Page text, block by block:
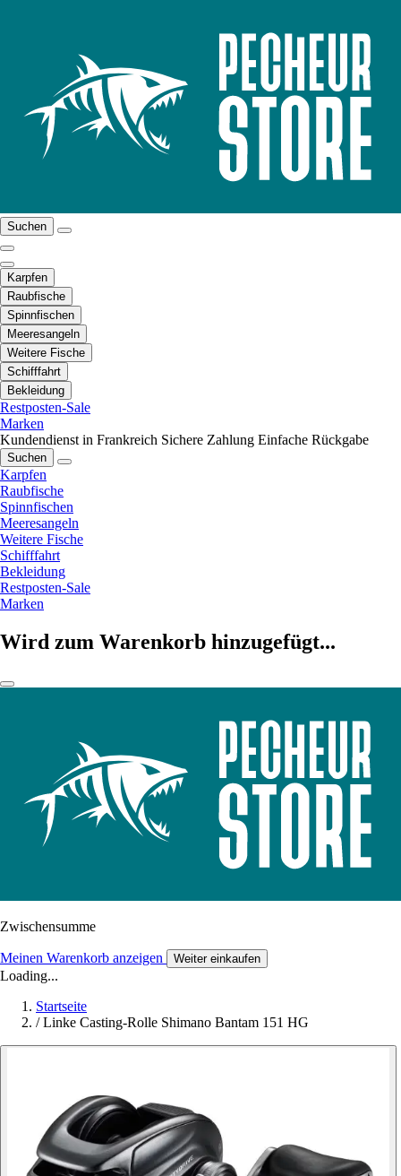
Suchen
Karpfen
Raubfische
Spinnfischen
Meeresangeln
Weitere Fische
Schifffahrt
Bekleidung
Restposten-Sale
Marken
Kundendienst in Frankreich Sichere Zahlung Einfache Rückgabe
Suchen
Karpfen
Raubfische
Spinnfischen
Meeresangeln
Weitere Fische
Schifffahrt
Bekleidung
Restposten-Sale
Marken
Wird zum Warenkorb hinzugefügt...
Zwischensumme
Meinen Warenkorb anzeigen Weiter einkaufen
Loading...
Startseite
/ Linke Casting-Rolle Shimano Bantam 151 HG